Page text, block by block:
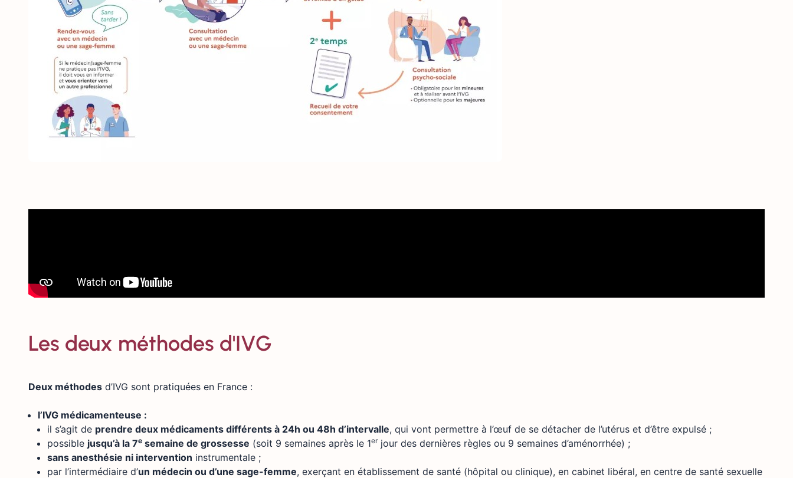
Les deux méthodes d'IVG
Deux méthodes d’IVG sont pratiquées en France :
l’IVG médicamenteuse :
il s’agit de prendre deux médicaments différents à 24h ou 48h d’intervalle, qui vont permettre à l’œuf de se détacher de l’utérus et d’être expulsé ;
possible jusqu’à la 7e semaine de grossesse (soit 9 semaines après le 1erjour des dernières règles ou 9 semaines d’aménorrhée) ;
sans anesthésie ni intervention instrumentale ;
par l’intermédiaire d’un médecin ou d’une sage-femme, exerçant en établissement de santé (hôpital ou clinique), en cabinet libéral, en centre de santé sexuelle